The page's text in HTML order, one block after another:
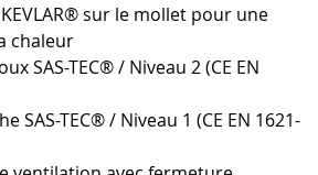
sur le mollet pour une
chaleur
SAS-TEC® / Niveau 2 (CE EN
SAS-TEC® / Niveau 1 (CE EN 1621-